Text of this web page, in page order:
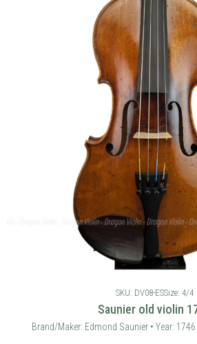
SKU: DV08-ESSize: 4/4
Saunier old violin
Brand/Maker: Edmond Saunier • Year: